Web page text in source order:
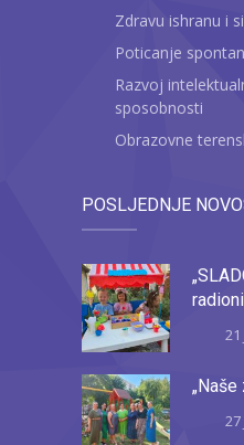
Zdravu ishranu i
Poticanje
Razvoj
sposobnosti
Obrazovne
POSLJEDNJE
21
27